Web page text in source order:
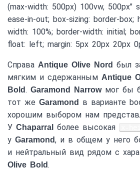
(max-width: 500px) 100vw, 500px"
ease-in-out; box-sizing: border-box;
width: 100%; border-width: initial;
float: left; margin: 5px 20px 20px
Справа Antique Olive Nord был
мягким и сдержанным Antique
Bold. Garamond Narrowмог бы
тот же Garamond
в варианте
хорошим выбором нам
У Chaparral более высокая
у Garamond, и в общем у него
и нейтральный вид рядом с
Olive Bold.